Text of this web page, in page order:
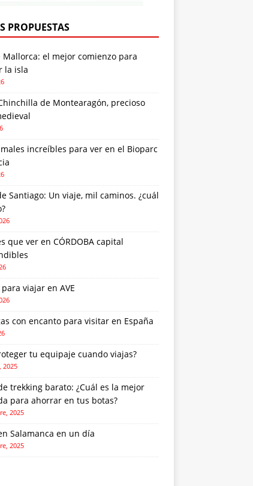
PROPUESTAS
Mallorca: el mejor comienzo para
la isla
de Montearagón, precioso
increíbles para ver en el Bioparc
Santiago: Un viaje, mil caminos. ¿cuál
que ver en CÓRDOBA capital
viajar en AVE
con encanto para visitar en España
tu equipaje cuando viajas?
2025
trekking barato: ¿Cuál es la mejor
para ahorrar en tus botas?
2025
Salamanca en un día
2025